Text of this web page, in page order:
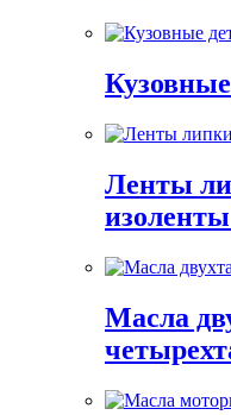
Ленты
изоленты
Масла